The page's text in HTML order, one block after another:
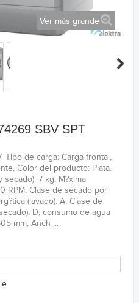
Ver más grande
SBV SPT
Tipo de carga: Carga frontal,
Color del producto: Plata.
secado): 7 kg, M?xima
RPM, Clase de secado por
(lavado): A, Clase de
D, consumo de agua
mm, Anch ...